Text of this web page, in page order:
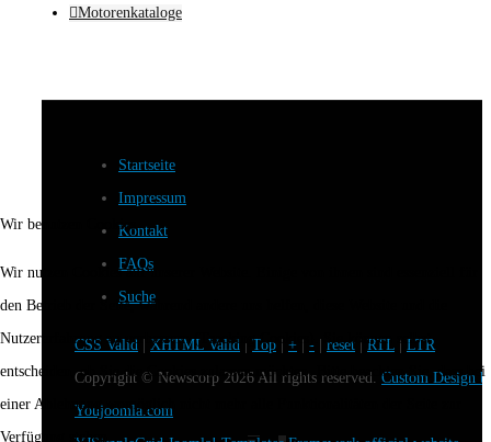
Motorenkataloge
Startseite
Impressum
Kontakt
FAQs
Suche
CSS Valid XHTML Valid | Top | + - reset | RTL | LTR
Copyright © Newscorp 2026 All rights reserved. Custom Design
Youjoomla.com
Wir benutzen Cookies
Wir nutzen Cookies auf unserer Website. Einige von ihnen sind essenziell für
den Betrieb der Seite, während andere uns helfen, diese Website und die
Nutzererfahrung zu verbessern (Tracking Cookies). Sie können selbst
entscheiden, ob Sie die Cookies zulassen möchten. Bitte beachten Sie, dass bei
einer Ablehnung womöglich nicht mehr alle Funktionalitäten der Seite zur
Verfügung stehen.